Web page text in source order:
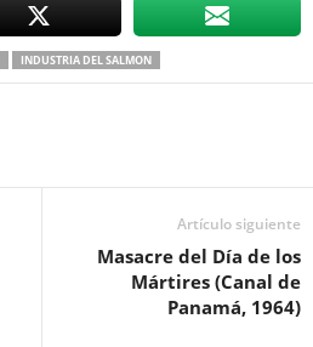
INDUSTRIA DEL SALMON
Artículo siguiente
Masacre del Día de los
Mártires (Canal de
Panamá, 1964)